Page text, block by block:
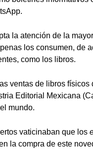
la atención de la
los consumen, de
como los libros.
ventas de libros
Editorial Mexicana
mundo.
vaticinaban que los
la compra de este